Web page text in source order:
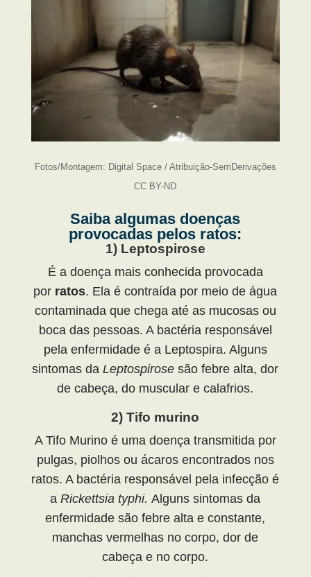
Fotos/Montagem: Digital Space / Atribuição-SemDerivações
CC BY-ND
Saiba algumas doenças
provocadas pelos ratos:
1) Leptospirose
É a doença mais conhecida provocada
por ratos. Ela é contraída por meio de água
contaminada que chega até as mucosas ou
boca das pessoas. A bactéria responsável
pela enfermidade é a Leptospira. Alguns
sintomas daLeptospirose são febre alta, dor
de cabeça, do muscular e calafrios.
2) Tifo murino
A Tifo Murino é uma doença transmitida por
pulgas, piolhos ou ácaros encontrados nos
ratos. A bactéria responsável pela infecção é
aRickettsia typhi. Alguns sintomas da
enfermidade são febre alta e constante,
manchas vermelhas no corpo, dor de
cabeça e no corpo.